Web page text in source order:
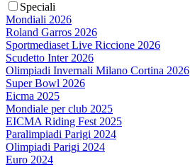
Speciali
Mondiali 2026
Roland Garros 2026
Sportmediaset Live Riccione 2026
Scudetto Inter 2026
Olimpiadi Invernali Milano Cortina 2026
Super Bowl 2026
Eicma 2025
Mondiale per club 2025
EICMA Riding Fest 2025
Paralimpiadi Parigi 2024
Olimpiadi Parigi 2024
Euro 2024